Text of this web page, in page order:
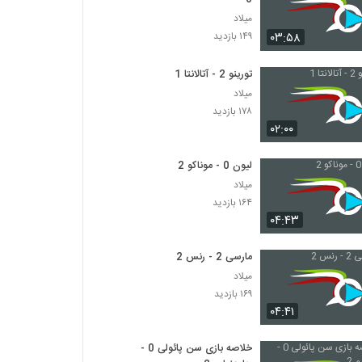
۰۳:۵۸
میلاد
۱۴۹ بازدید
۰۲:۰۰
تورینو 2 - آتالانتا 1
میلاد
۱۷۸ بازدید
۰۴:۴۳
لیون 0 - موناکو 2
میلاد
۱۶۴ بازدید
۰۴:۴۱
مارسی 2 - رنس 2
میلاد
۱۶۹ بازدید
خلاصه بازی سن پائولی 0 -